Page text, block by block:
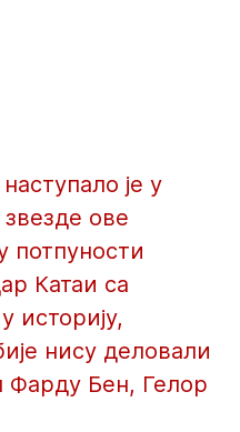
је у
ове
потпуности
Катаи са
историју,
нису деловали
Бен, Гелор